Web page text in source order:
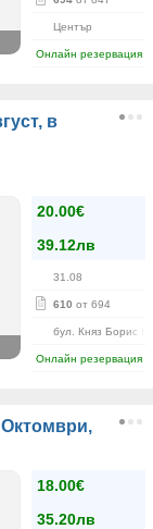
Център
Онлайн резервация
в
20.00€
39.12лв
31.08
610 от 694
бул. Княз Борис I-
Онлайн резервация
18.00€
35.20лв